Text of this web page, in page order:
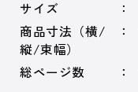
サイズ
商品寸法（横/
縦/束幅）
総ページ数